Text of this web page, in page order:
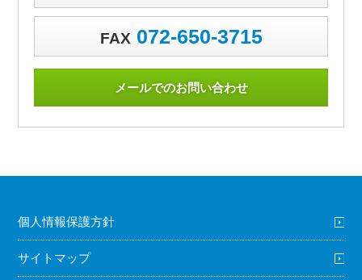
FAX 072-650-3715
メールでのお問い合わせ
個人情報保護方針
サイトマップ